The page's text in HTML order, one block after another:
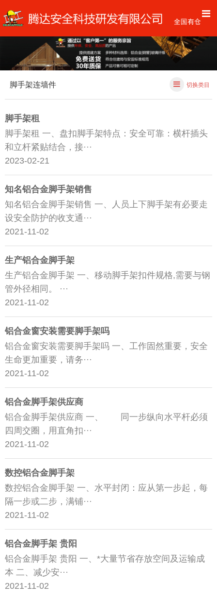
脚手架连墙件 切换类目
脚手架租
脚手架租 一、盘扣脚手架特点：安全可靠：横杆插头
和立杆紧贴结合，接···
2023-02-21
知名铝合金脚手架销售
知名铝合金脚手架销售 一、人员上下脚手架有必要走
设安全防护的收支通···
2021-11-02
生产铝合金脚手架
生产铝合金脚手架 一、移动脚手架扣件规格,需要与钢
管外径相同。 ···
2021-11-02
铝合金窗安装需要脚手架吗
铝合金窗安装需要脚手架吗 一、工作固然重要，安全
生命更加重要，请务···
2021-11-02
铝合金脚手架供应商
铝合金脚手架供应商 一、 同一步纵向水平杆必须
四周交圈，用直角扣···
2021-11-02
数控铝合金脚手架
数控铝合金脚手架 一、水平封闭：应从第一步起，每
隔一步或二步，满铺···
2021-11-02
铝合金脚手架 贵阳
铝合金脚手架 贵阳 一、*大量节省存放空间及运输成
本 二、减少安···
2021-11-02